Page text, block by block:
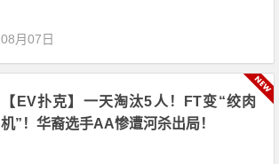
08月07日
【EV扑克】一天淘汰5人！FT变“绞肉
机”！华裔选手AA惨遭河杀出局！